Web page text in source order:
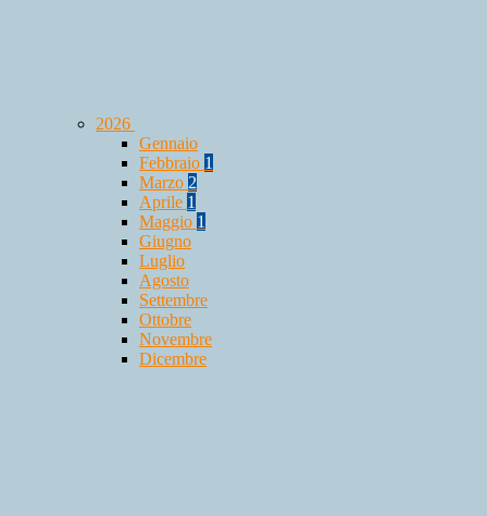
2026
Gennaio
Febbraio 1
Marzo 2
Aprile 1
Maggio 1
Giugno
Luglio
Agosto
Settembre
Ottobre
Novembre
Dicembre